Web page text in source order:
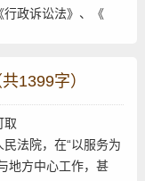
政诉讼法》、《
1399字）
取
法院，在“以服务为
地方中心工作，甚